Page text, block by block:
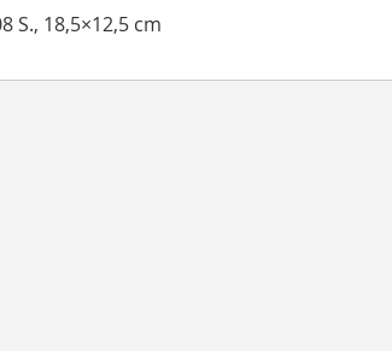
S., 18,5×12,5 cm